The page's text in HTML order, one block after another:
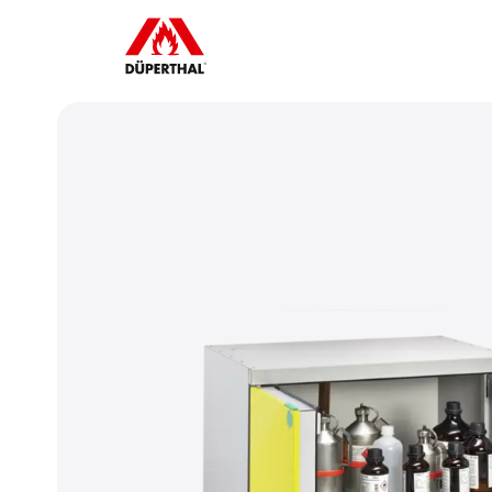
Um YouTube-Videos
können, müssen Sie
Cookies